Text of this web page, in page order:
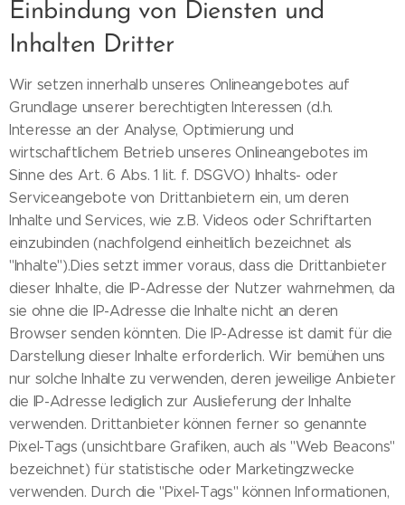
Einbindung von Diensten und
Inhalten Dritter
Wir setzen innerhalb unseres Onlineangebotes auf
Grundlage unserer berechtigten Interessen (d.h.
Interesse an der Analyse, Optimierung und
wirtschaftlichem Betrieb unseres Onlineangebotes im
Sinne des Art. 6 Abs. 1 lit. f. DSGVO) Inhalts- oder
Serviceangebote von Drittanbietern ein, um deren
Inhalte und Services, wie z.B. Videos oder Schriftarten
einzubinden (nachfolgend einheitlich bezeichnet als
"Inhalte").Dies setzt immer voraus, dass die Drittanbieter
dieser Inhalte, die IP-Adresse der Nutzer wahrnehmen, da
sie ohne die IP-Adresse die Inhalte nicht an deren
Browser senden könnten. Die IP-Adresse ist damit für die
Darstellung dieser Inhalte erforderlich. Wir bemühen uns
nur solche Inhalte zu verwenden, deren jeweilige Anbieter
die IP-Adresse lediglich zur Auslieferung der Inhalte
verwenden. Drittanbieter können ferner so genannte
Pixel-Tags (unsichtbare Grafiken, auch als "Web Beacons"
bezeichnet) für statistische oder Marketingzwecke
verwenden. Durch die "Pixel-Tags" können Informationen,